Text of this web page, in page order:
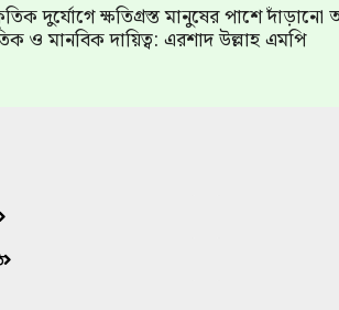
দুর্যোগে ক্ষতিগ্রস্ত মানুষের পাশে
ও মানবিক দায়িত্ব: এরশাদ উল্লাহ এমপি